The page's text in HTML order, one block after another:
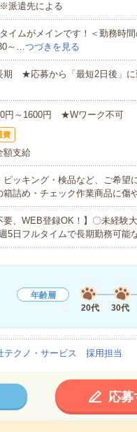
遣先による
イムがメインです！＜勤務時
～…つづきを見る
期 ★応募から「最短2日後」
円～1600円 ★Wワーク不可
費
額支給
ピッキング・検品など、ご希望
箱詰め・チェック作業商品に傷
要、WEB登録OK！】〇未経
5日フルタイムで長期勤務可能
年齢層
20代
30代
テクノ・サービス 採用担当
応募